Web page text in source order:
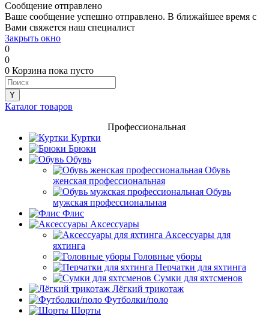
Сообщение отправлено
Ваше сообщение успешно отправлено. В ближайшее время с
Вами свяжется наш специалист
Закрыть окно
0
0
0 Корзина пока пусто
Каталог товаров
Профессиональная
Куртки
Брюки
Обувь
Обувь
женская профессиональная
Обувь
мужская профессиональная
Флис
Аксессуары
Аксессуары для
яхтинга
Головные уборы
Перчатки для яхтинга
Сумки для яхтсменов
Лёгкий трикотаж
Футболки/поло
Шорты